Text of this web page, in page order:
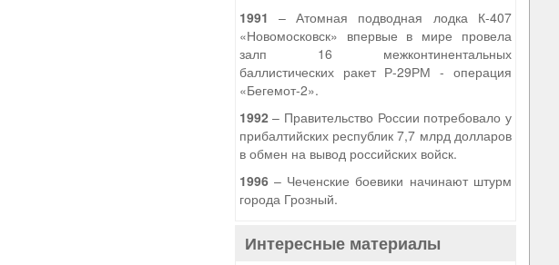
1991 – Атомная подводная лодка К-407
«Новомосковск» впервые в мире провела
залп 16 межконтинентальных
баллистических ракет Р-29РМ - операция
«Бегемот-2».
1992– Правительство России потребовало у
прибалтийских республик 7,7 млрд долларов
в обмен на вывод российских войск.
1996– Чеченские боевики начинают штурм
города Грозный.
Интересные материалы